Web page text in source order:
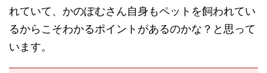
れていて、かのぽむさん自身もペットを飼われてい
るからこそわかるポイントがあるのかな？と思って
います。